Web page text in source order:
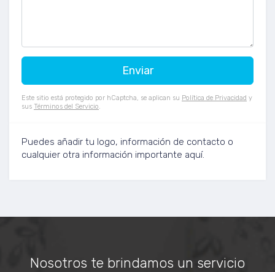
Este sitio está protegido por hCaptcha, se aplican su Política de Privacidad y
sus Términos del Servicio.
Puedes añadir tu logo, información de contacto o
cualquier otra información importante aquí.
Nosotros te brindamos un servicio